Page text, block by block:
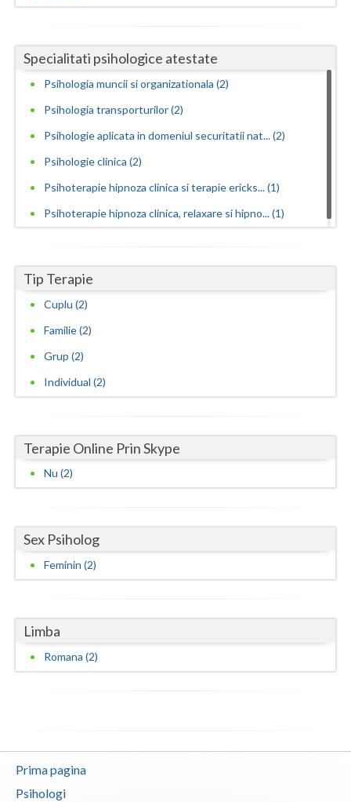
Vrancea
Specialitati psihologice atestate
Psihologia muncii si organizationala (2)
Psihologia transporturilor (2)
Psihologie aplicata in domeniul securitatii nat... (2)
Psihologie clinica (2)
Psihoterapie hipnoza clinica si terapie ericks... (1)
Psihoterapie hipnoza clinica, relaxare si hipno... (1)
Tip Terapie
Cuplu (2)
Familie (2)
Grup (2)
Individual (2)
Terapie Online Prin Skype
Nu (2)
Sex Psiholog
Feminin (2)
Limba
Romana (2)
Prima pagina
Psihologi